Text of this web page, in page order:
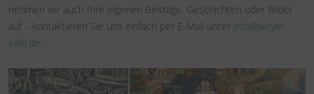
nehmen wir auch Ihre eigenen Beiträge, Geschichten oder Bilder
auf – kontaktieren Sie uns einfach per E-Mail unter info@weyer-
eifel.de.